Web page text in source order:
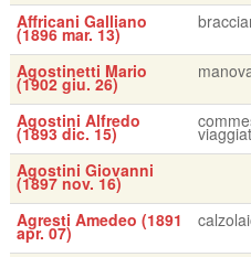
Affricani Galliano
(1896 mar. 13)
Agostinetti Mario
(1902 giu. 26)
Agostini Alfredo
(1893 dic. 15)
Agostini Giovanni
(1897 nov. 16)
Agresti Amedeo (1891
apr. 07)